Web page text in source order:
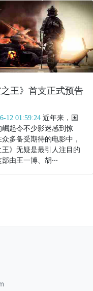
之王》首支正式预告
12 01:59:24近年来，国
崛起令不少影迷感到惊
多备受期待的电影中，
王》无疑是最引人注目的
由王一博、胡···